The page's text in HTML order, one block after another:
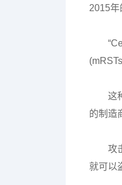
2015年
这
的制造
攻
就可以